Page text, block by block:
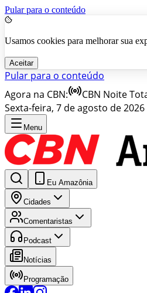
Pular para o conteúdo
Usamos cookies para melhorar sua
Aceitar
Pular para o conteúdo
Agora na CBN:
CBN Noite
Sexta-feira, 7 de agosto de 2026
Menu
Eu Amazônia
Cidades
Comentaristas
Podcast
Notícias
Programação